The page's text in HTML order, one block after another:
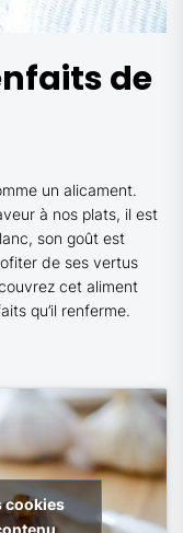
de
un alicament.
à nos plats, il est
son goût est
de ses vertus
cet aliment
qu’il renferme.
cookies